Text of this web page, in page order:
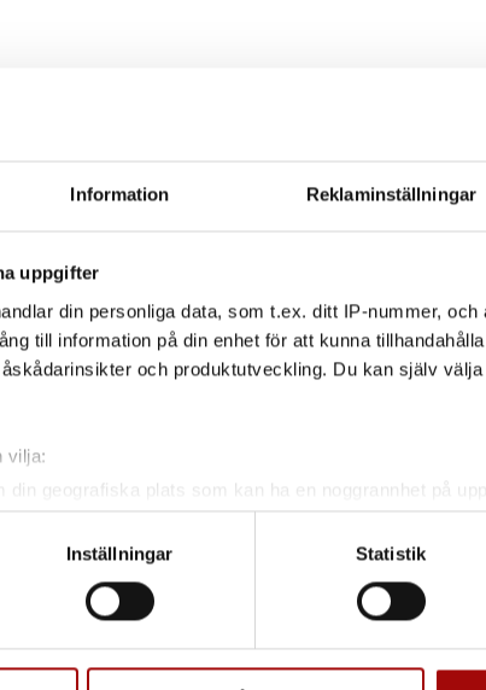
Information Reklaminställningar
uppgifter
din personliga data, som t.ex. ditt IP-nummer,
till information på din enhet för att kunna
och produktutveckling. Du kan själv
vilja:
din geografiska plats som kan ha en noggrannhet på
att aktivt skanna den för specifika kännetecken
uppgifter behandlas och ställ in dina preferenser i
som helst från cookie-förklaringen.
trafik. Vi vidarebefordrar även sådana identifierare
Inställningar Statistik
av Tecnovaps professionella ångtvättar och detprisbelönade
av ånga.
Tecnovap-SpaceVac-1.webp
Johansson2022-03-04 15:37:44